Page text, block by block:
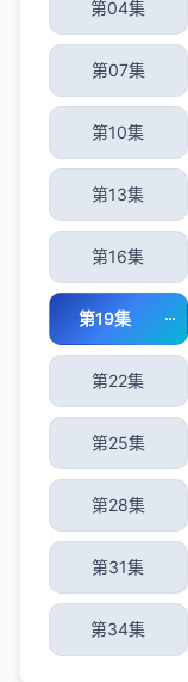
第04集
第07集
第10集
第13集
第16集
第19集
第22集
第25集
第28集
第31集
第34集